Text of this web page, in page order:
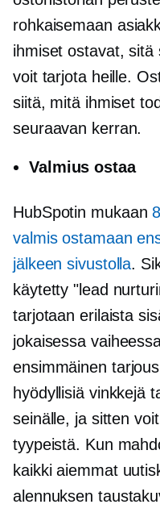
rohkaisemaan
ihmiset ostavat, sitä
voit tarjota heille.
siitä, mitä ihmiset
seuraavan kerran.
Valmius ostaa
HubSpotin mukaan
valmis ostamaan
jälkeen sivustolla.
käytetty "lead
tarjotaan erilaista
jokaisessa
ensimmäinen
hyödyllisiä vinkkejä
seinälle, ja sitten
tyypeistä. Kun
kaikki aiemmat
alennuksen